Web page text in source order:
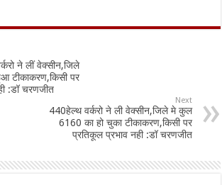
ai
l
ar
e
ने लीं वेक्सीन,जिले
टीकाकरण,किसी पर
:डॉ चरणजीत
Next
440हेल्थ वर्करो ने ली वेक्सीन,जिले मे कुल
6160 का हो चुका टीकाकरण,किसी पर
प्रतिकूल प्रभाव नही :डॉ चरणजीत